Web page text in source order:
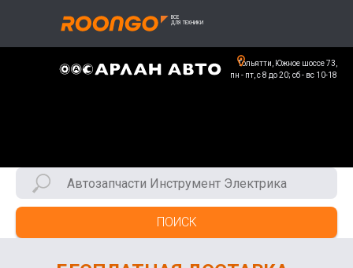
Тольятти, Южное шоссе 73,
пн - пт, с 8 до 20; сб - вс 10-18
ПОИСК